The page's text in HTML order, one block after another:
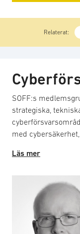
Relaterat:
SOFF:s
strategiska,
med
aktörer såsom
lärosäten och
Sveriges kollektiva
positioner, bereda
kommentera och
rör cybersäkerhet
Läs mer